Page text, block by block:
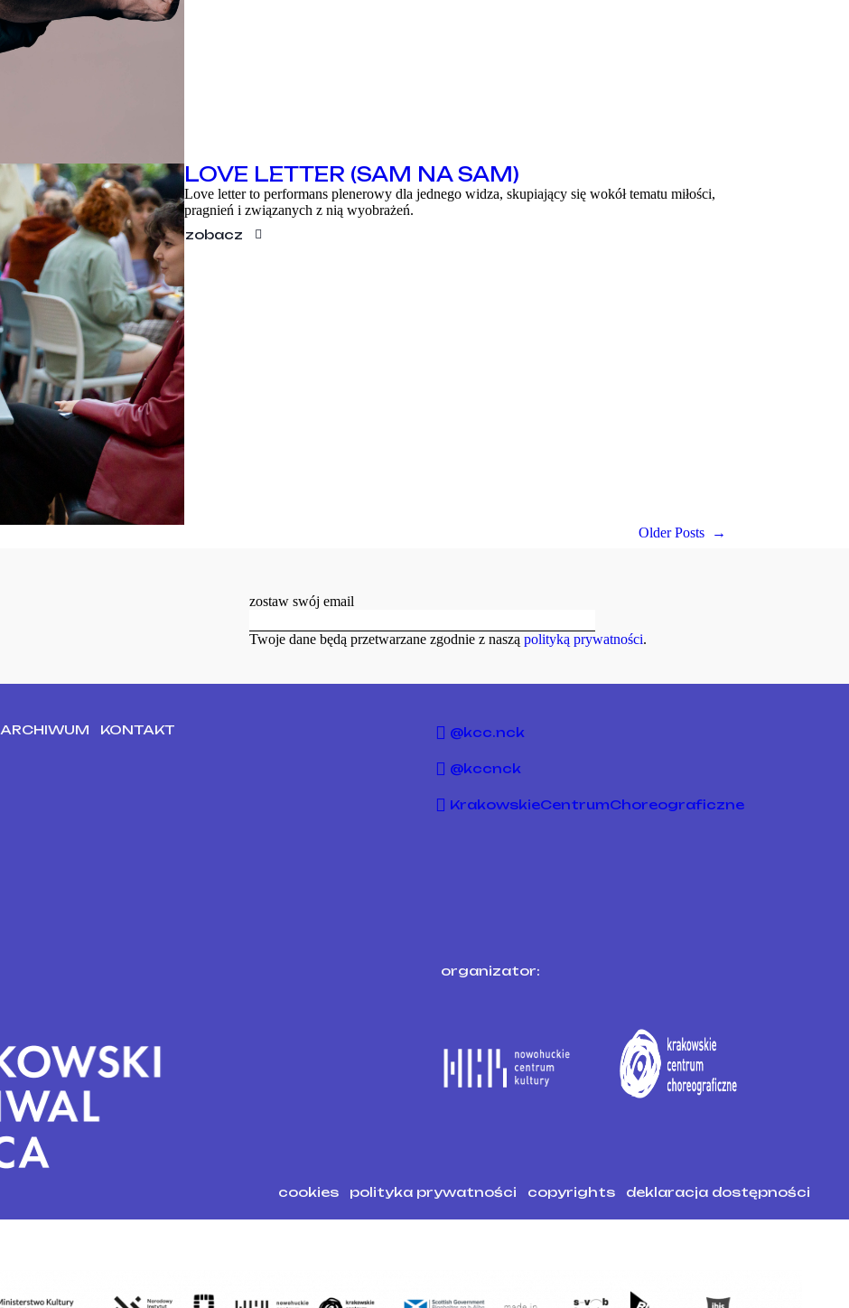
LOVE LETTER (SAM NA SAM)
Love letter to performans plenerowy dla jednego widza, skupiający się wokół tematu miłości,
pragnień i związanych z nią wyobrażeń.
zobacz
Older Posts →
zostaw swój email
Twoje dane będą przetwarzane zgodnie z naszą polityką prywatności.
ARCHIWUM KONTAKT @kcc.nck
@kccnck
KrakowskieCentrumChoreograficzne
organizator:
cookies polityka prywatności copyrights deklaracja dostępności